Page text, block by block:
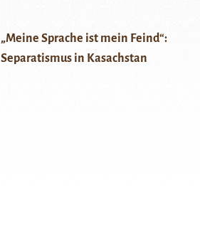
„Meine Sprache ist mein Feind“:
Separatismus in Kasachstan